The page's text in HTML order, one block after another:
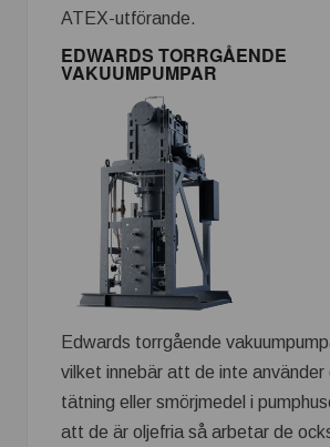
ATEX-utförande.
EDWARDS TORRGÅENDE
VAKUUMPUMPAR
Edwards torrgående
vilket innebär att de inte använder
tätning eller smörjmedel i
att de är oljefria så arbetar de